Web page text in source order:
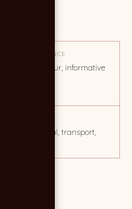
TON / AMBIANCE
Sobre, 1 couleur, informative
santé, médical, transport,